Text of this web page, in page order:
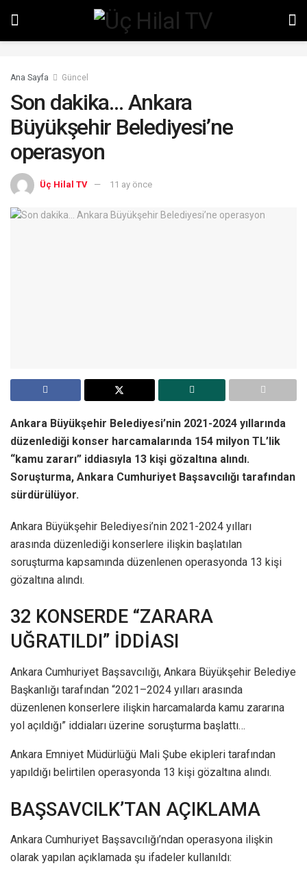
Ana Sayfa Güncel
Son dakika… Ankara
Büyükşehir Belediyesi’ne
operasyon
Üç Hilal TV 11 ay önce
Ankara Büyükşehir Belediyesi’nin 2021-2024 yıllarında
düzenlediği konser harcamalarında 154 milyon TL’lik
“kamu zararı” iddiasıyla 13 kişi gözaltına alındı.
Soruşturma, Ankara Cumhuriyet Başsavcılığı tarafından
sürdürülüyor.
Ankara Büyükşehir Belediyesi’nin 2021-2024 yılları
arasında düzenlediği konserlere ilişkin başlatılan
soruşturma kapsamında düzenlenen operasyonda 13 kişi
gözaltına alındı.
32 KONSERDE “ZARARA
UĞRATILDI” İDDİASI
Ankara Cumhuriyet Başsavcılığı, Ankara Büyükşehir Belediye
Başkanlığı tarafından “2021–2024 yılları arasında
düzenlenen konserlere ilişkin harcamalarda kamu zararına
yol açıldığı” iddiaları üzerine soruşturma başlattı…
Ankara Emniyet Müdürlüğü Mali Şube ekipleri tarafından
yapıldığı belirtilen operasyonda 13 kişi gözaltına alındı.
BAŞSAVCILK’TAN AÇIKLAMA
Ankara Cumhuriyet Başsavcılığı’ndan operasyona ilişkin
olarak yapılan açıklamada şu ifadeler kullanıldı: